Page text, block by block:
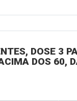
DOSE 3
DOS 60,